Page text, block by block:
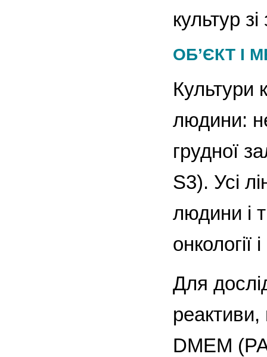
культур
ОБ’ЄКТ І
Культури
людини:
грудної
S3). Усі
людини і
онкології
Для
DMEM